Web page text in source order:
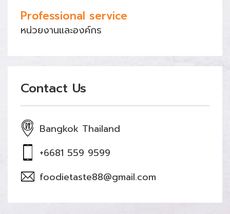
Professional service
หน่วยงานและองค์กร
Contact Us
Bangkok Thailand
+6681 559 9599
foodietaste88@gmail.com